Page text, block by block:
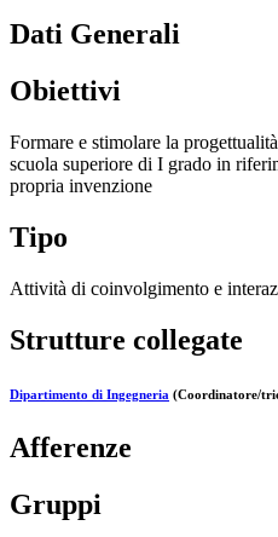
Dati Generali
Obiettivi
Formare e stimolare la
scuola superiore di I grado in
propria invenzione
Tipo
Attività di coinvolgimento e
Strutture collegate
Dipartimento di Ingegneria (Coordinatore/
Afferenze
Gruppi